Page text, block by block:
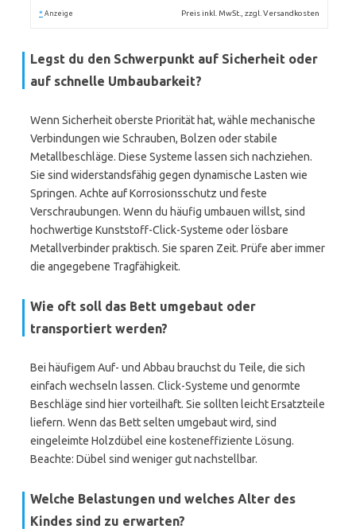
* Anzeige Preis inkl. MwSt., zzgl. Versandkosten
Legst du den Schwerpunkt auf Sicherheit oder
auf schnelle Umbaubarkeit?
Wenn Sicherheit oberste Priorität hat, wähle mechanische
Verbindungen wie Schrauben, Bolzen oder stabile
Metallbeschläge. Diese Systeme lassen sich nachziehen.
Sie sind widerstandsfähig gegen dynamische Lasten wie
Springen. Achte auf Korrosionsschutz und feste
Verschraubungen. Wenn du häufig umbauen willst, sind
hochwertige Kunststoff-Click-Systeme oder lösbare
Metallverbinder praktisch. Sie sparen Zeit. Prüfe aber immer
die angegebene Tragfähigkeit.
Wie oft soll das Bett umgebaut oder
transportiert werden?
Bei häufigem Auf- und Abbau brauchst du Teile, die sich
einfach wechseln lassen. Click-Systeme und genormte
Beschläge sind hier vorteilhaft. Sie sollten leicht Ersatzteile
liefern. Wenn das Bett selten umgebaut wird, sind
eingeleimte Holzdübel eine kosteneffiziente Lösung.
Beachte: Dübel sind weniger gut nachstellbar.
Welche Belastungen und welches Alter des
Kindes sind zu erwarten?